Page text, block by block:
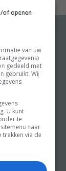
Uiteraard
warme
uit de
en
in een
Kortom: maak
door de
and
of openen
van uw
gedeeld met
gebruikt. Wij
U kunt
te
naar
trekken via de